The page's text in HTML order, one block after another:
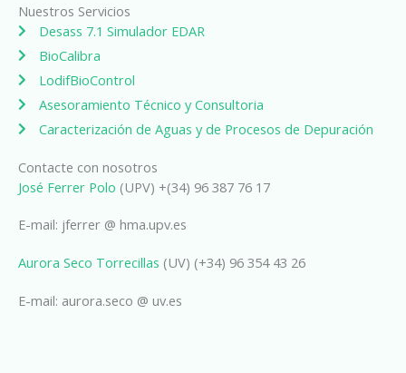
Nuestros Servicios
Desass 7.1 Simulador EDAR
BioCalibra
LodifBioControl
Asesoramiento Técnico y Consultoria
Caracterización de Aguas y de Procesos de Depuración
Contacte con nosotros
José Ferrer Polo (UPV) +(34) 96 387 76 17
E-mail: jferrer @ hma.upv.es
Aurora Seco Torrecillas (UV) (+34) 96 354 43 26
E-mail: aurora.seco @ uv.es